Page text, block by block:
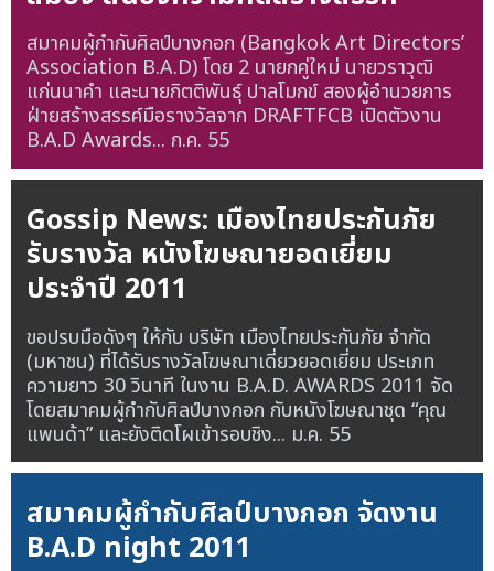
สมาคมผู้กำกับศิลป์บางกอก (Bangkok Art Directors’
Association B.A.D) โดย 2 นายกคู่ใหม่ นายวราวุฒิ
แก่นนาคำ และนายกิตติพันธุ์ ปาลโมกข์ สองผู้อำนวยการ
ฝ่ายสร้างสรรค์มือรางวัลจาก DRAFTFCB เปิดตัวงาน
B.A.D Awards... ก.ค. 55
Gossip News: เมืองไทยประกันภัย
รับรางวัล หนังโฆษณายอดเยี่ยม
ประจำปี 2011
ขอปรบมือดังๆ ให้กับ บริษัท เมืองไทยประกันภัย จำกัด
(มหาชน) ที่ได้รับรางวัลโฆษณาเดี่ยวยอดเยี่ยม ประเภท
ความยาว 30 วินาที ในงาน B.A.D. AWARDS 2011 จัด
โดยสมาคมผู้กำกับศิลป์บางกอก กับหนังโฆษณาชุด “คุณ
แพนด้า” และยังติดโผเข้ารอบชิง... ม.ค. 55
สมาคมผู้กำกับศิลป์บางกอก จัดงาน
B.A.D night 2011